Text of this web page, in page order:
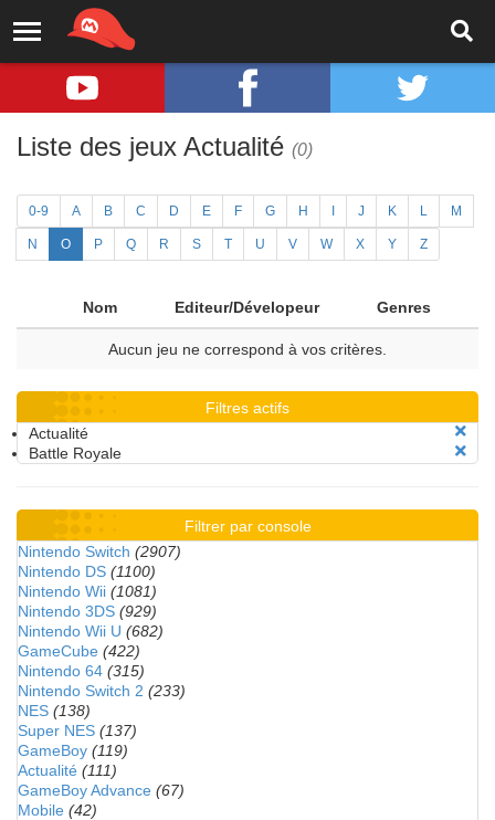
Liste des jeux Actualité (0)
0-9 A B C D E F G H J K L M
N O P Q R S T U V W X Y Z
Nom Editeur/Dévelopeur Genres
Aucun jeu ne correspond à vos critères.
Filtres actifs
Actualité
Battle Royale
Filtrer par console
Nintendo Switch (2907)
Nintendo DS (1100)
Nintendo Wii (1081)
Nintendo 3DS (929)
Nintendo Wii U (682)
GameCube (422)
Nintendo 64 (315)
Nintendo Switch 2 (233)
NES (138)
Super NES (137)
GameBoy (119)
Actualité (111)
GameBoy Advance (67)
Mobile (42)